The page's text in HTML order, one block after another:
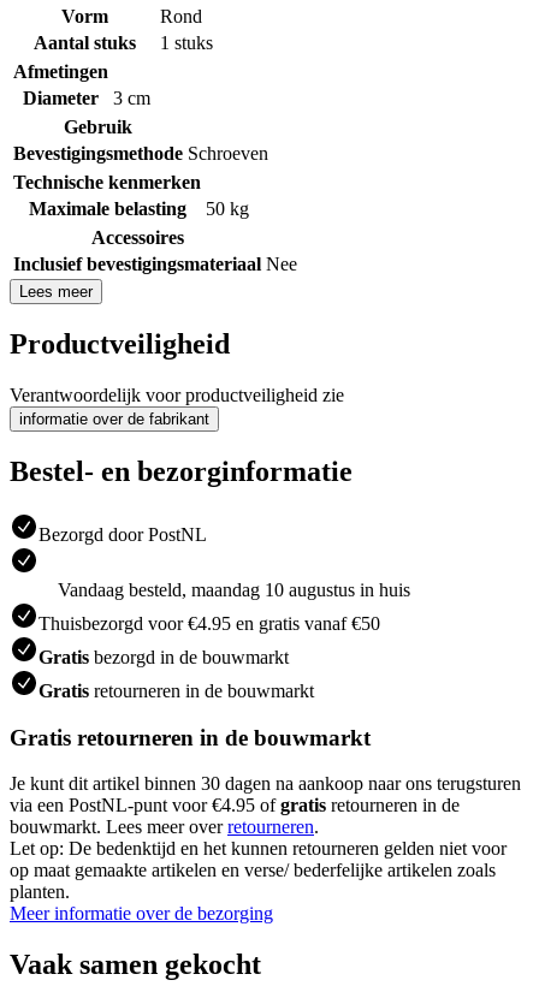
Vorm
Rond
Aantal stuks
1 stuks
Afmetingen
Diameter
3 cm
Gebruik
Bevestigingsmethode Schroeven
Technische kenmerken
Maximale belasting
50 kg
Accessoires
Inclusief bevestigingsmateriaal Nee
Lees meer
Productveiligheid
Verantwoordelijk voor productveiligheid zie
informatie over de fabrikant
Bestel- en bezorginformatie
Bezorgd door PostNL
Vandaag besteld, maandag 10 augustus in huis
Thuisbezorgd voor €4.95 en gratis vanaf €50
Gratis bezorgd in de bouwmarkt
Gratis retourneren in de bouwmarkt
Gratis retourneren in de bouwmarkt
Je kunt dit artikel binnen 30 dagen na aankoop naar ons terugsturen
via een PostNL-punt voor €4.95 ofgratis retourneren in de
bouwmarkt. Lees meer overretourneren.
Let op: De bedenktijd en het kunnen retourneren gelden niet voor
op maat gemaakte artikelen en verse/ bederfelijke artikelen zoals
planten.
Meer informatie over de bezorging
Vaak samen gekocht